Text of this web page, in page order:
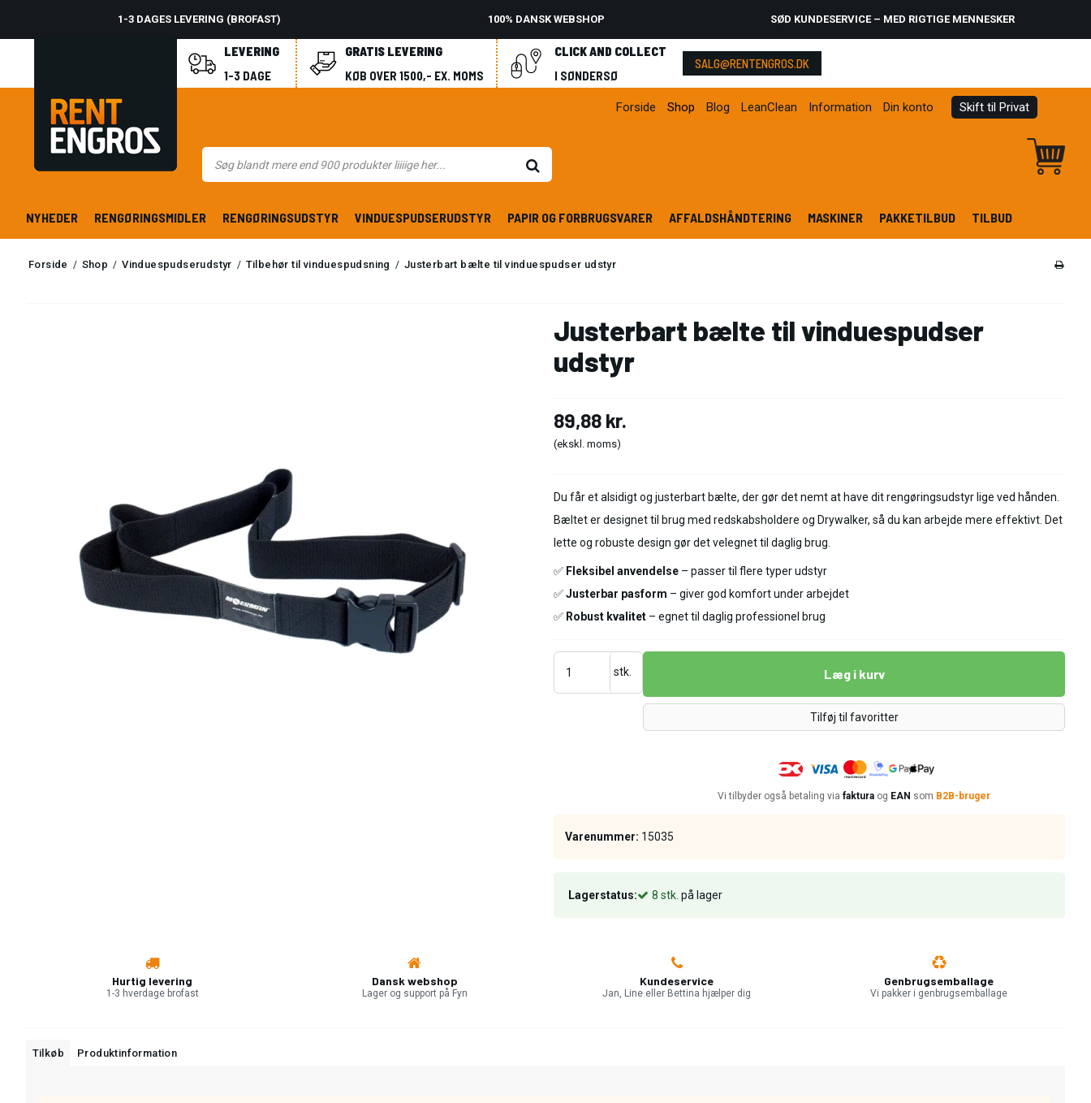
1-3 DAGES LEVERING (BROFAST) 100% DANSK WEBSHOP SØD KUNDESERVICE – MED RIGTIGE MENNESKER
LEVERING
1-3 DAGE
GRATIS LEVERING
KØB OVER 1500,- EX. MOMS
CLICK AND COLLECT
I SØNDERSØ
SALG@RENTENGROS.DK
Forside Shop Blog LeanClean Information Din konto Skift til Privat
NYHEDER RENGØRINGSMIDLER RENGØRINGSUDSTYR VINDUESPUDSERUDSTYR PAPIR OG FORBRUGSVARER AFFALDSHÅNDTERING MASKINER PAKKETILBUD TILBUD
Forside / Shop / Vinduespudserudstyr / Tilbehør til vinduespudsning / Justerbart bælte til vinduespudser udstyr
Justerbart bælte til vinduespudser
udstyr
89,88 kr.
(ekskl. moms)
Du får et alsidigt og justerbart bælte, der gør det nemt at have dit rengøringsudstyr lige ved hånden.
Bæltet er designet til brug med redskabsholdere og Drywalker, så du kan arbejde mere effektivt. Det
lette og robuste design gør det velegnet til daglig brug.
✅ Fleksibel anvendelse – passer til flere typer udstyr
✅Justerbar pasform – giver god komfort under arbejdet
✅ Robust kvalitet – egnet til daglig professionel brug
stk. Læg i kurv
Tilføj til favoritter
Vi tilbyder også betaling via faktura og EAN som B2B-bruger
Varenummer: 15035
Lagerstatus: 8 stk. på lager
Hurtig levering
1-3 hverdage brofast
Dansk webshop
Lager og support på Fyn
Kundeservice
Jan, Line eller Bettina hjælper dig
Genbrugsemballage
Vi pakker i genbrugsemballage
Tilkøb Produktinformation